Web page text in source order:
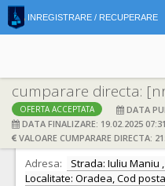
INREGISTRARE / RECUPERARE
cumparare directa:
OFERTA ACCEPTATA
DATA
DATA FINALIZARE: 19.02.2025 07:31
VALOARE CUMPARARE DIRECTA:
DATE IDENTIFICARE
Ofertant: S.C. ITMES S.R.L.
Adresa:
Strada: Iuliu Maniu
Localitate: Oradea, Cod